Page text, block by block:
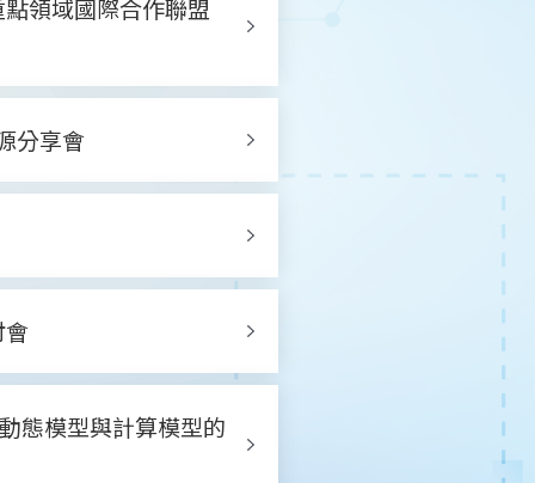
領域國際合作聯盟
分享會
會
態模型與計算模型的